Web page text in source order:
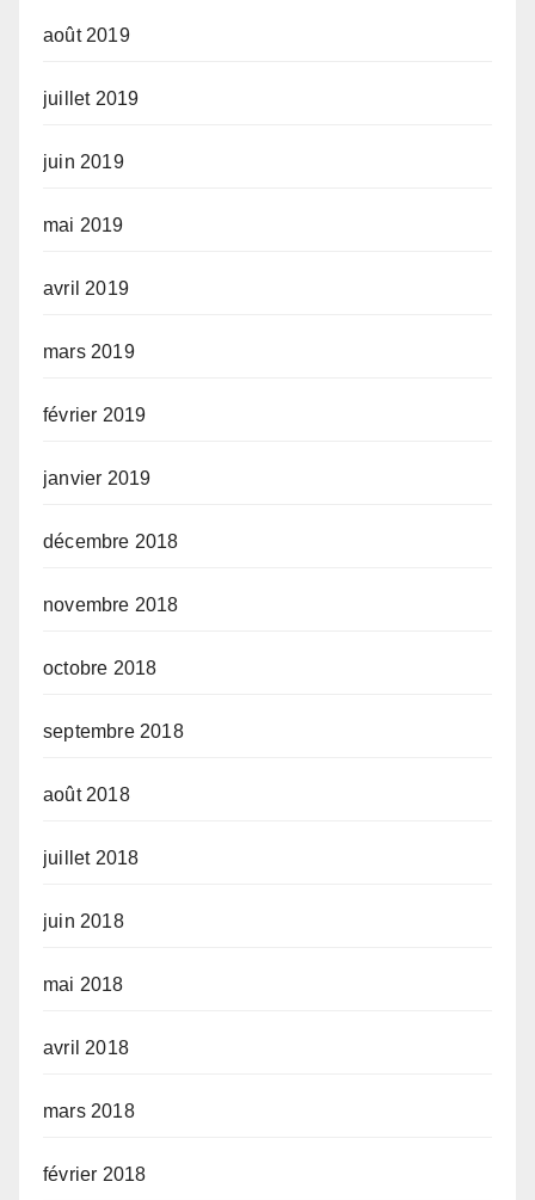
août 2019
juillet 2019
juin 2019
mai 2019
avril 2019
mars 2019
février 2019
janvier 2019
décembre 2018
novembre 2018
octobre 2018
septembre 2018
août 2018
juillet 2018
juin 2018
mai 2018
avril 2018
mars 2018
février 2018